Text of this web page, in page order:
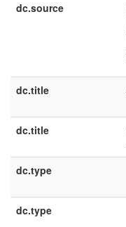
dc.source
dc.title
dc.title
dc.type
dc.type